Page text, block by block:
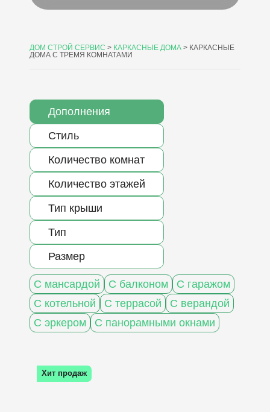
ДОМ СТРОЙ СЕРВИС > КАРКАСНЫЕ ДОМА > КАРКАСНЫЕ
ДОМА С ТРЕМЯ КОМНАТАМИ
Дополнения
Стиль
Количество комнат
Количество этажей
Тип крыши
Тип
Размер
С мансардой С балконом
С гаражом
С котельной
С террасой
С верандой
С эркером
С панорамными окнами
Хит продаж